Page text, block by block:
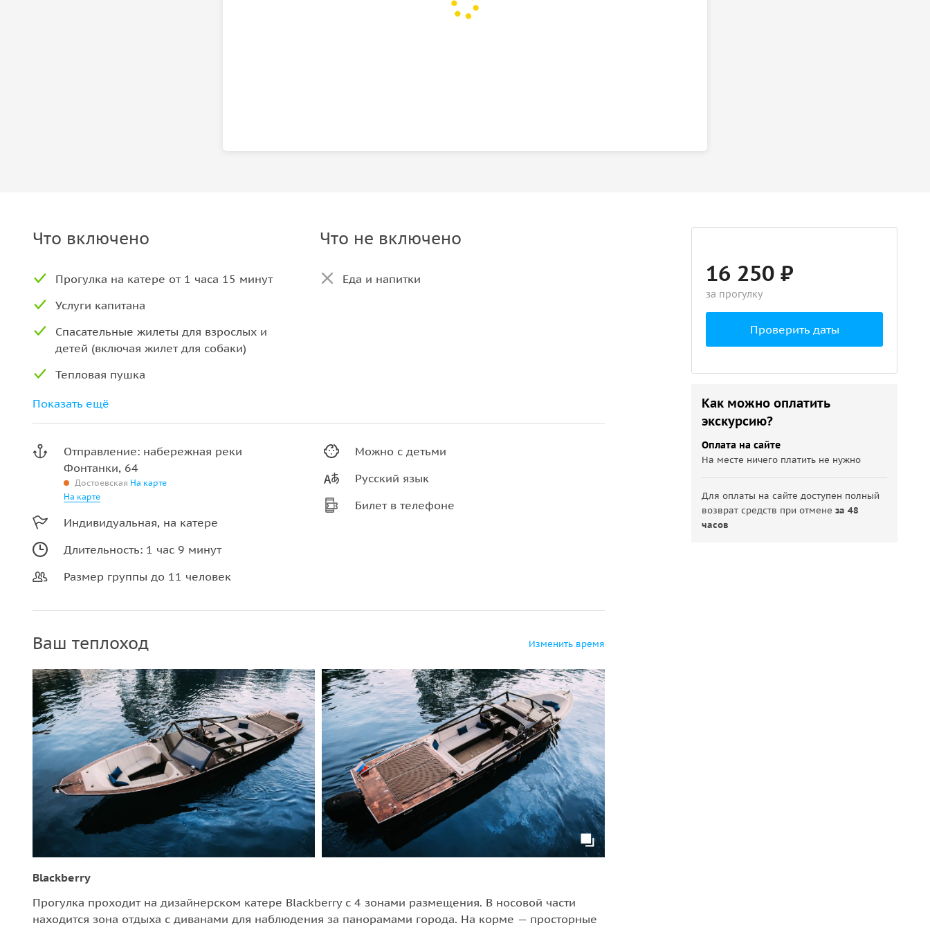
Что включено
Прогулка на катере от 1 часа 15 минут
Услуги капитана
Спасательные жилеты для взрослых и
детей (включая жилет для собаки)
Тепловая пушка
Стаканы и бокалы для напитков
Туалет
Что не включено
Еда и напитки
Показать ещё
Отправление: набережная реки
Фонтанки, 64
Достоевская На карте
На карте
Индивидуальная, на катере
Длительность: 1 час 9 минут
Размер группы до 11 человек
Можно с детьми
Русский язык
Билет в телефоне
Ваш теплоход Изменить время
Blackberry
Прогулка проходит на дизайнерском катере Blackberry с 4 зонами размещения. В носовой части
находится зона отдыха с диванами для наблюдения за панорамами города. На корме — просторные
16 250 ₽
за прогулку
Проверить даты
Как можно оплатить
экскурсию?
Оплата на сайте
На месте ничего платить не нужно
Для оплаты на сайте доступен полный
возврат средств при отменеза 48
часов